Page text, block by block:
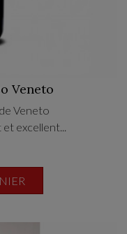
Veneto
Veneto
excellent...